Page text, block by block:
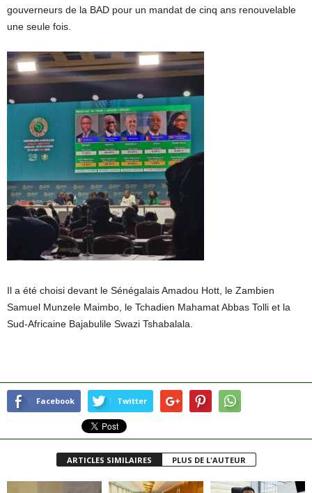
gouverneurs de la BAD pour un mandat de cinq ans renouvelable
une seule fois.
Il a été choisi devant le Sénégalais Amadou Hott, le Zambien
Samuel Munzele Maimbo, le Tchadien Mahamat Abbas Tolli et la
Sud-Africaine Bajabulile Swazi Tshabalala.
Facebook Twitter
ARTICLES SIMILAIRES PLUS DE L'AUTEUR